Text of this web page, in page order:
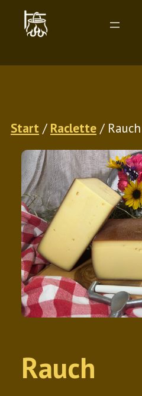
Zum
Inhalt
springen
Start / Raclette / Rauch
Rauch